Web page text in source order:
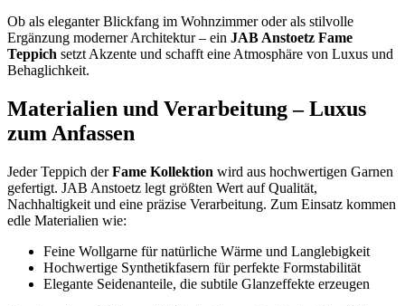
Ob als eleganter Blickfang im Wohnzimmer oder als stilvolle
Ergänzung moderner Architektur – ein JAB Anstoetz Fame
Teppich setzt Akzente und schafft eine Atmosphäre von Luxus und
Behaglichkeit.
Materialien und Verarbeitung – Luxus
zum Anfassen
Jeder Teppich derFame Kollektion wird aus hochwertigen Garnen
gefertigt. JAB Anstoetz legt größten Wert auf Qualität,
Nachhaltigkeit und eine präzise Verarbeitung. Zum Einsatz kommen
edle Materialien wie:
Feine Wollgarne für natürliche Wärme und Langlebigkeit
Hochwertige Synthetikfasern für perfekte Formstabilität
Elegante Seidenanteile, die subtile Glanzeffekte erzeugen